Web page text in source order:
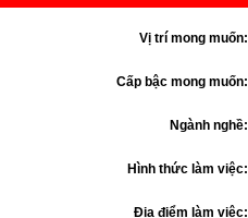
Vị trí mong muốn:
Cấp bậc mong muốn:
Ngành nghề:
Hình thức làm việc:
Địa điểm làm việc: